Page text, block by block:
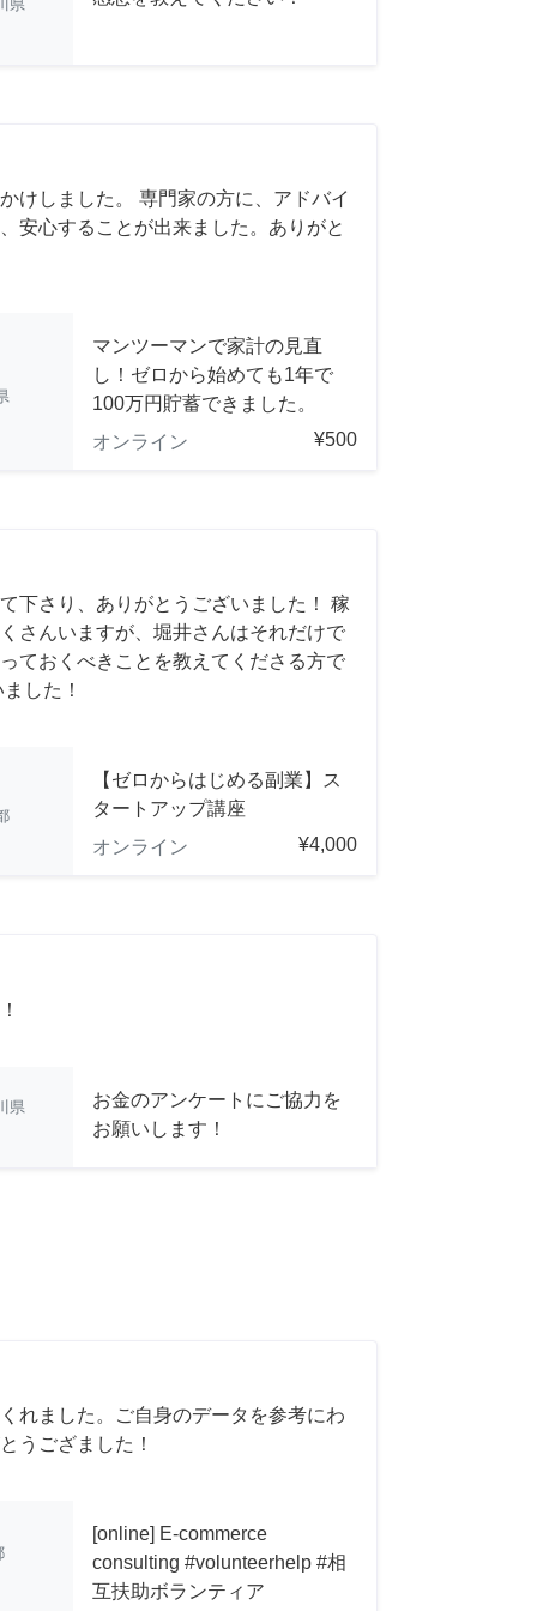
県
けしました。 専門家の方に、アドバイ
安心することが出来ました。ありがと
マンツーマンで家計の見直
し！ゼロから始めても1年で
100万円貯蓄できました。
オンライン
¥500
下さり、ありがとうございました！ 稼
さんいますが、堀井さんはそれだけで
ておくべきことを教えてくださる方で
した！
【ゼロからはじめる副業】ス
タートアップ講座
オンライン
¥4,000
県
お金のアンケートにご協力を
お願いします！
れました。ご自身のデータを参考にわ
うござました！
[online] E-commerce
consulting #volunteerhelp #相
互扶助ボランティア